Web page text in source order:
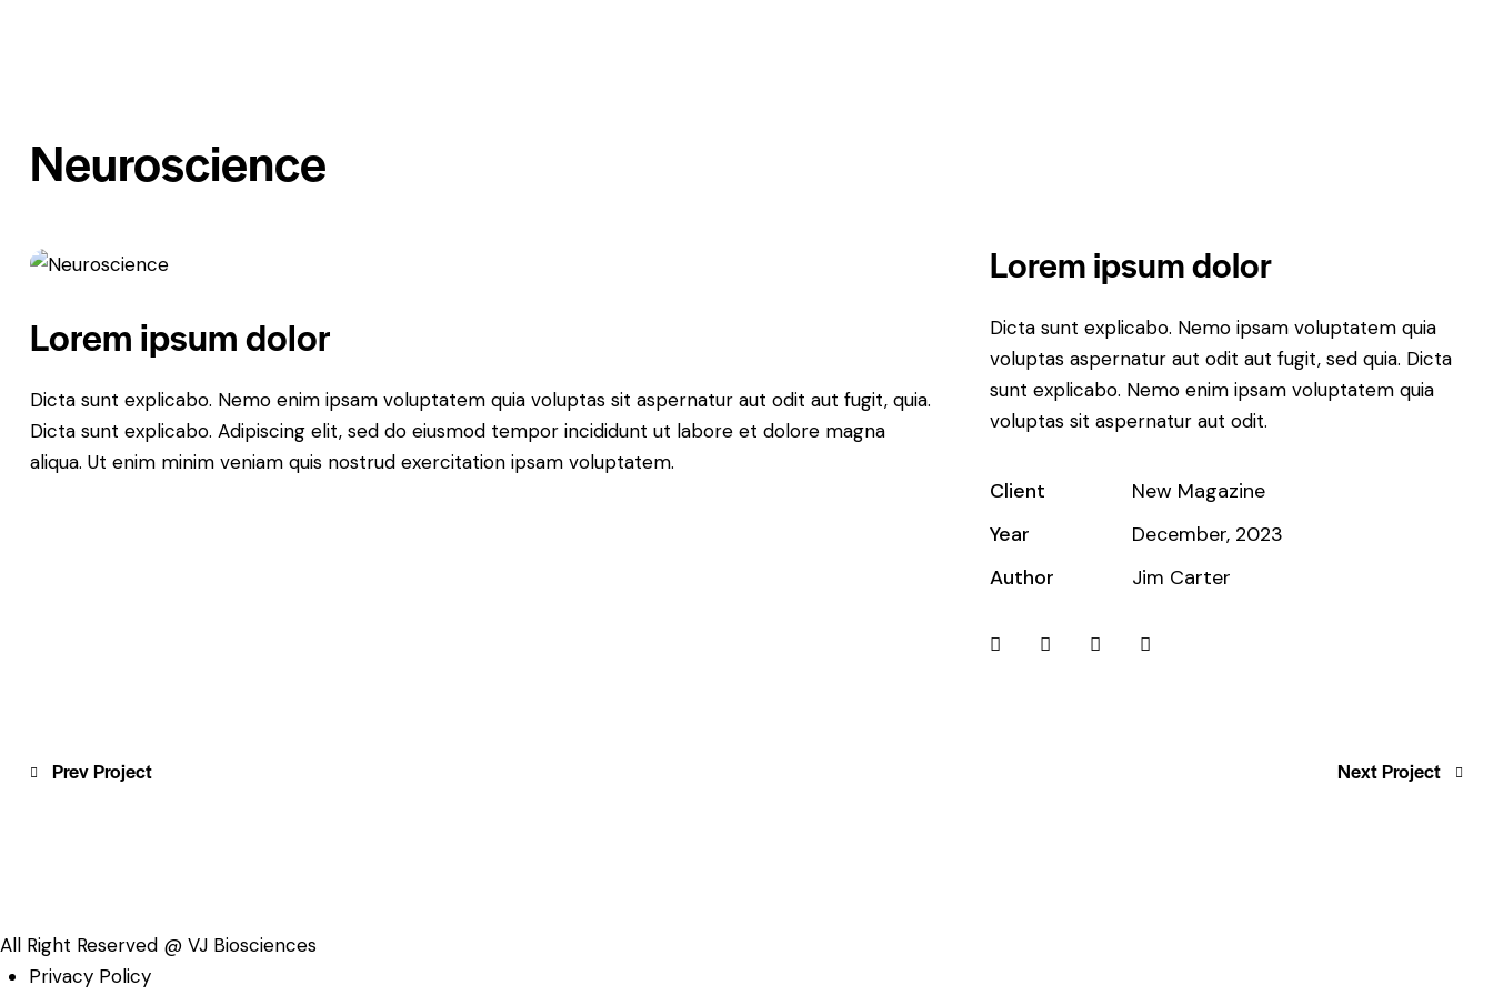
Neuroscience
Lorem ipsum dolor
Dicta sunt explicabo. Nemo enim ipsam voluptatem quia voluptas sit aspernatur aut odit aut fugit, quia.
Dicta sunt explicabo. Adipiscing elit, sed do eiusmod tempor incididunt ut labore et dolore magna
aliqua. Ut enim minim veniam quis nostrud exercitation ipsam voluptatem.
Lorem ipsum dolor
Dicta sunt explicabo. Nemo ipsam voluptatem quia
voluptas aspernatur aut odit aut fugit, sed quia. Dicta
sunt explicabo. Nemo enim ipsam voluptatem quia
voluptas sit aspernatur aut odit.
Client
New Magazine
Year
December, 2023
Author
Jim Carter
Post
Prev Project Next Project
All Right Reserved @ VJ Biosciences
Privacy Policy